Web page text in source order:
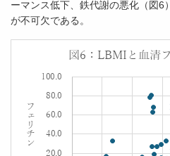
ーマンス低下、鉄代謝の悪化（図6
が不可欠である。